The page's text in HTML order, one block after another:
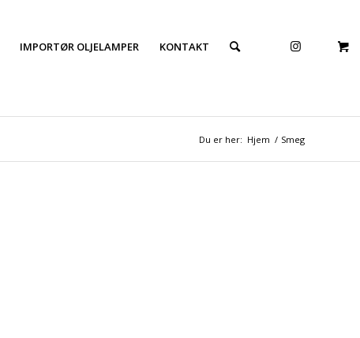
IMPORTØR OLJELAMPER KONTAKT
Du er her: Hjem / Smeg